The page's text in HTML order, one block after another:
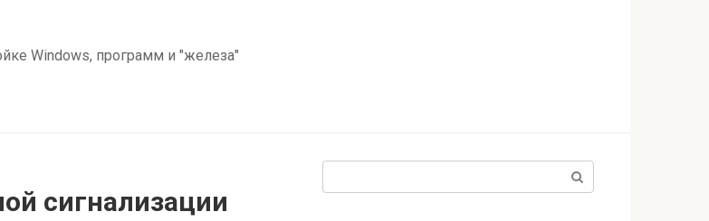
Windows, программ и "железа"
сигнализации